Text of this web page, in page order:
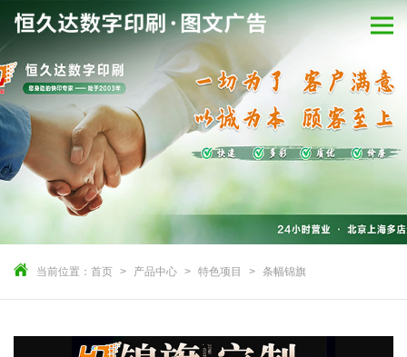
当前位置： 首页 产品中心 特色项目 条幅锦旗